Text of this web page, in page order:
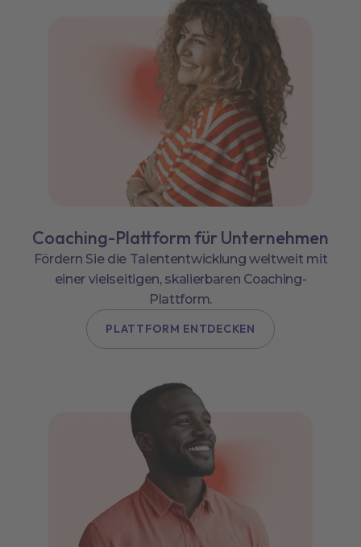
Coaching-Plattform für Unternehmen
Fördern Sie die Talententwicklung weltweit mit
einer vielseitigen, skalierbaren Coaching-
Plattform.
PLATTFORM ENTDECKEN